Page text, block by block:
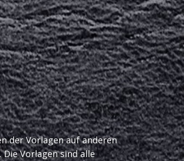
der Vorlagen auf anderen
Vorlagen sind alle